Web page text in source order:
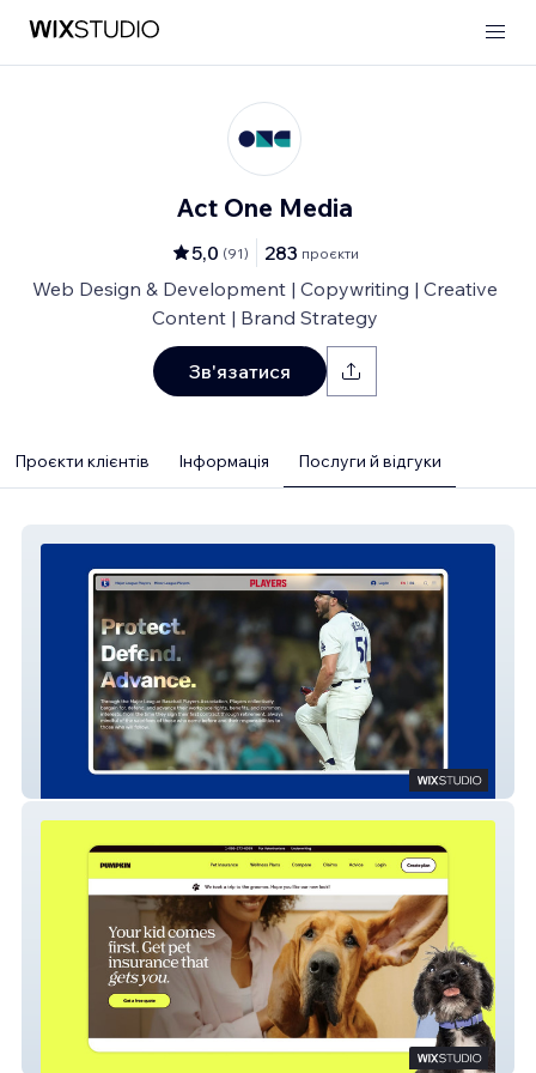
Act One Media
5,0 (91) 283 проєкти
Web Design & Development | Copywriting | Creative
Content | Brand Strategy
Зв'язатися
Проєкти клієнтів Інформація Послуги й відгуки
Major League Baseball Players Union
Pumpkin Pet Insurance